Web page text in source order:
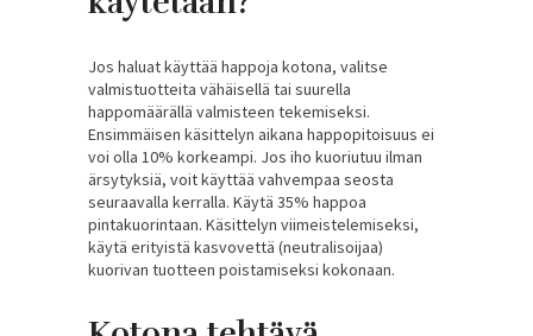
Jos haluat käyttää happoja kotona, valitse
valmistuotteita vähäisellä tai suurella
happomäärällä valmisteen tekemiseksi.
Ensimmäisen käsittelyn aikana happopitoisuus ei
voi olla 10% korkeampi. Jos iho kuoriutuu ilman
ärsytyksiä, voit käyttää vahvempaa seosta
seuraavalla kerralla. Käytä 35% happoa
pintakuorintaan. Käsittelyn viimeistelemiseksi,
käytä erityistä kasvovettä (neutralisoijaa)
kuorivan tuotteen poistamiseksi kokonaan.